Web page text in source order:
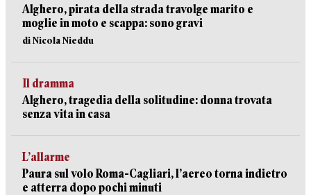
Alghero, pirata della strada travolge marito e
moglie in moto e scappa: sono gravi
di Nicola Nieddu
Il dramma
Alghero, tragedia della solitudine: donna trovata
senza vita in casa
L’allarme
Paura sul volo Roma-Cagliari, l’aereo torna indietro
e atterra dopo pochi minuti